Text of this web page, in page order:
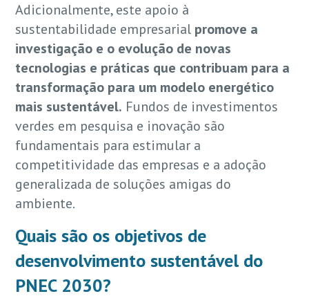
Adicionalmente, este apoio à
sustentabilidade empresarial promove a
investigação e o evolução de novas
tecnologias e práticas que contribuam para a
transformação para um modelo energético
mais sustentável. Fundos de investimentos
verdes em pesquisa e inovação são
fundamentais para estimular a
competitividade das empresas e a adoção
generalizada de soluções amigas do
ambiente.
Quais são os objetivos de
desenvolvimento sustentável do
PNEC 2030?